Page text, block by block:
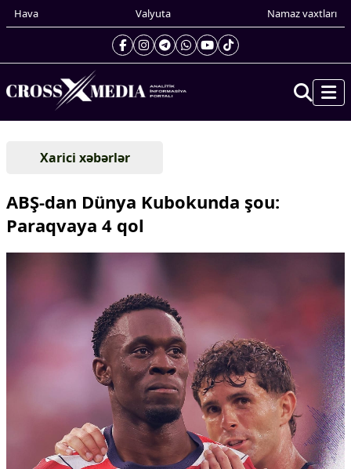
Hava Valyuta Namaz vaxtları
Gündəm
Xarici xəbərlər
Cənubi Qafqaz
Amerika
Çarpaz baxış
Siyasi
Geosiyasi
İqtisadi
Sosioloji
Xarici xəbərlər
ABŞ-dan Dünya Kubokunda şou:
Paraqvaya 4 qol